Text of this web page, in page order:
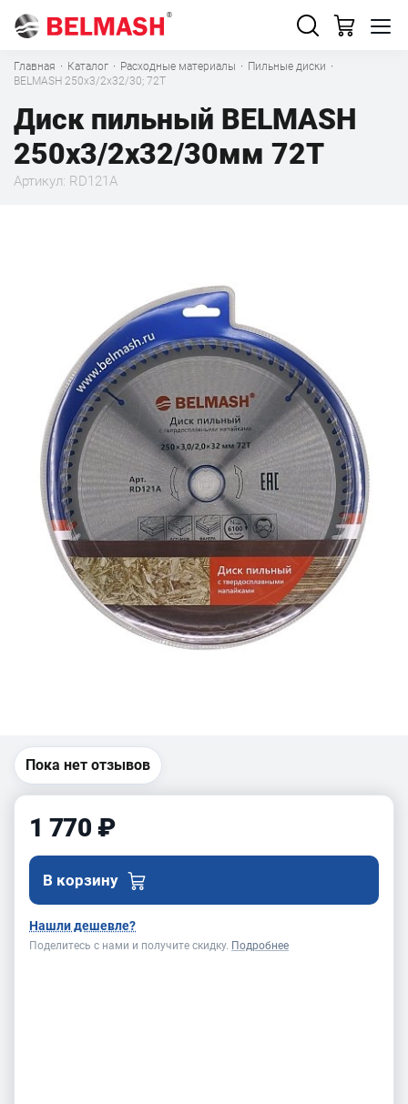
Главная · Каталог · Расходные материалы · Пильные диски ·
BELMASH 250x3/2x32/30; 72T
Диск пильный BELMASH
250x3/2x32/30мм 72T
Артикул: RD121A
Пока нет отзывов
1 770 ₽
В корзину
Нашли дешевле?
Поделитесь с нами и получите скидку. Подробнее